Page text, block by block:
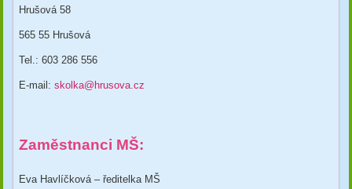
Hrušová 58
565 55 Hrušová
Tel.: 603 286 556
E-mail:skolka@hrusova.cz
Zaměstnanci MŠ:
Eva Havlíčková – ředitelka MŠ